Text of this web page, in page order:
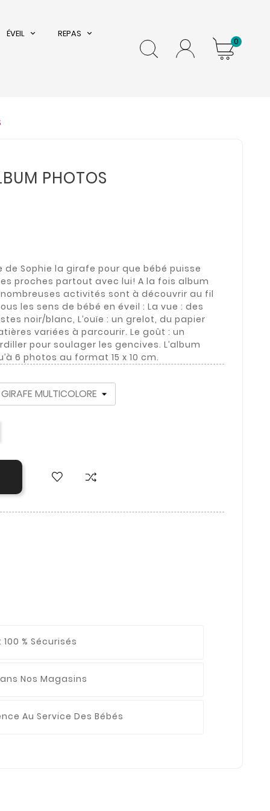
ÉVEIL REPAS
0
PHOTOS
de Sophie la girafe pour que bébé puisse
proches partout avec lui! A la fois album
activités sont à découvrir au fil
les sens de bébé en éveil : La vue : des
noir/blanc, L’ouïe : un grelot, du papier
variées à parcourir. Le goût : un
pour soulager les gencives. L’album
6 photos au format 15 x 10 cm.
100 % Sécurisés
Nos Magasins
Au Service Des Bébés